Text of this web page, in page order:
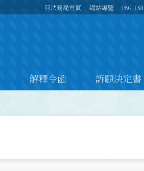
回法務局首頁 網站導覽 ENGLISH
解釋令函 訴願決定書